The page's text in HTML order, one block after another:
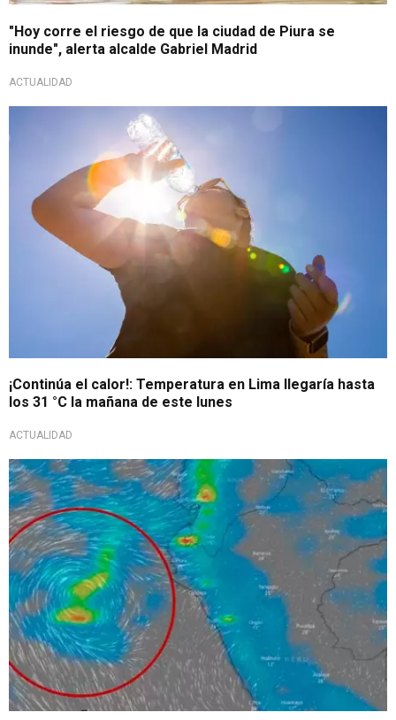
"Hoy corre el riesgo de que la ciudad de Piura se
inunde", alerta alcalde Gabriel Madrid
ACTUALIDAD
Siguen incrementando las temperaturas
¡Continúa el calor!: Temperatura en Lima llegaría hasta
los 31 °C la mañana de este lunes
ACTUALIDAD
Fenómeno inusual en el Perú